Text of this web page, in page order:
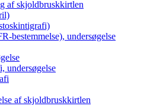
af skjoldbruskkirtlen
bestemmelse), undersøgelse
undersøgelse
af skjoldbruskkirtlen